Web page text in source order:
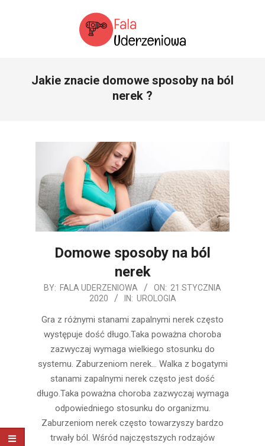
POŚWIĘCONY
NavigationJakie znacie domowe sposoby na ból
nerek ?
Domowe sposoby na ból
nerek
2020-
21
BY: FALA UDERZENIOWA ON: 21 STYCZNIA
2020
IN: UROLOGIA
Gra z różnymi stanami zapalnymi nerek często
występuje dość długo.Taka poważna choroba
zazwyczaj wymaga wielkiego stosunku do
systemu. Zaburzeniom nerek… Walka z bogatymi
stanami zapalnymi nerek często jest dość
długo.Taka poważna choroba zazwyczaj wymaga
odpowiedniego stosunku do organizmu.
Zaburzeniom nerek często towarzyszy bardzo
trwały ból. Wśród najczęstszych rodzajów